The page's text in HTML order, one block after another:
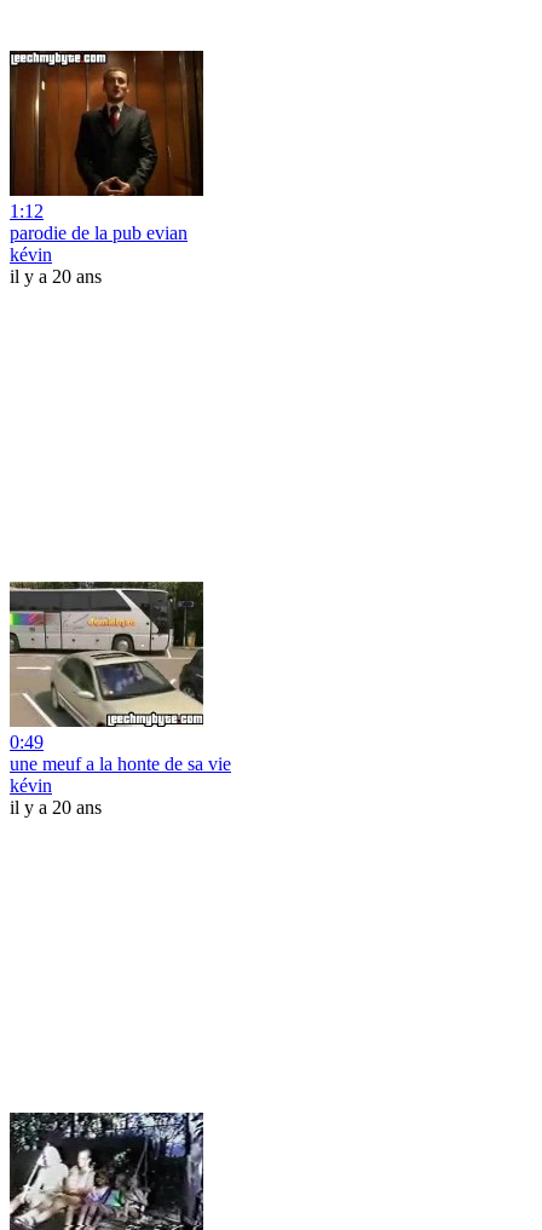
1:12
parodie de la pub evian
kévin
il y a 20 ans
0:49
une meuf a la honte de sa vie
kévin
il y a 20 ans